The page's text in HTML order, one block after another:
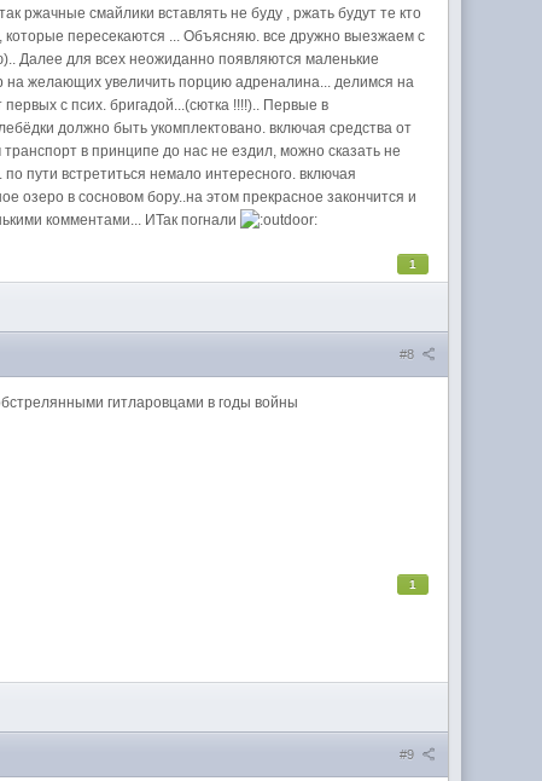
ржачные смайлики вставлять не буду , ржать будут те кто
пересекаются ... Объясняю. все дружно выезжаем с
Далее для всех неожиданно появляются маленькие
на желающих увеличить порцию адреналина... делимся на
с псих. бригадой...(сютка !!!!).. Первые в
должно быть укомплектовано. включая средства от
в принципе до нас не ездил, можно сказать не
пути встретиться немало интересного. включая
озеро в сосновом бору..на этом прекрасное закончится и
комментами... ИТак погнали
1
#8
гитларовцами в годы войны
1
#9